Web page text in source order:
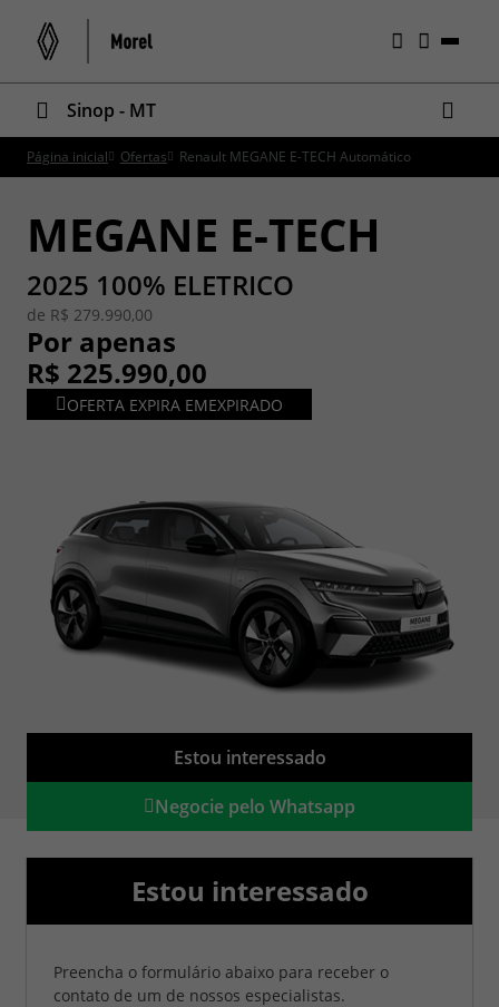
Sinop - MT
Página inicial Ofertas Renault MEGANE E-TECH Automático
MEGANE E-TECH
2025 100% ELETRICO
de R$ 279.990,00
Por apenas
R$ 225.990,00
OFERTA EXPIRA EMEXPIRADO
Estou interessado
Negocie pelo Whatsapp
Estou interessado
Preencha o formulário abaixo para receber o
contato de um de nossos especialistas.